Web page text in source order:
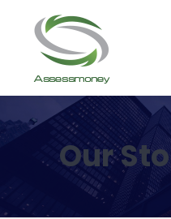
Our